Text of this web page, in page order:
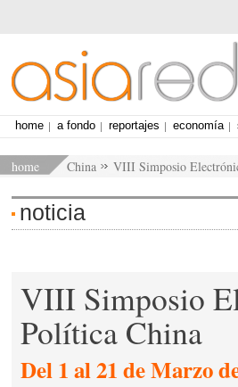
home China VIII Simposio
home a fondo reportajes economía
noticia
VIII Simposio
Política China
Del 1 al 21 de Marzo